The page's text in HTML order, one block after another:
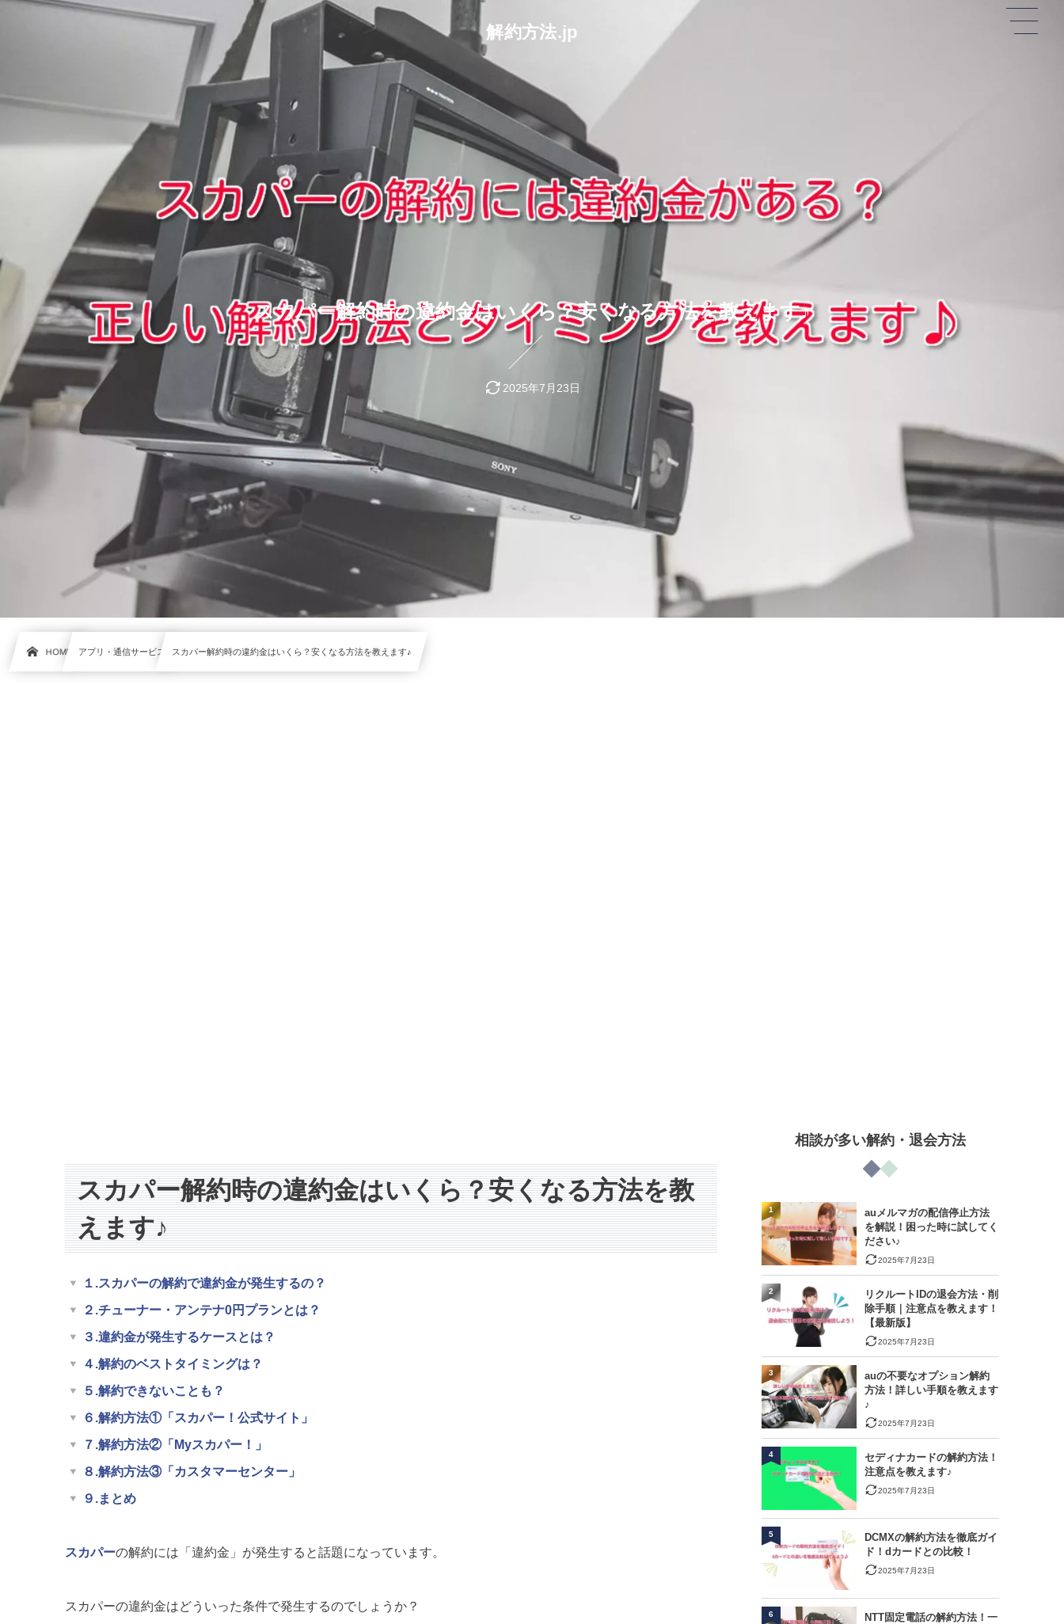
解約方法.jp
スカパー解約時の違約金はいくら？安くなる方法を教えます♪
2025年7月23日
HOME アプリ・通信サービス スカパー解約時の違約金はいくら？安くなる方法を教えます♪
スカパー解約時の違約金はいくら？安くなる方法を教
えます♪
１.スカパーの解約で違約金が発生するの？
２.チューナー・アンテナ0円プランとは？
３.違約金が発生するケースとは？
４.解約のベストタイミングは？
５.解約できないことも？
６.解約方法①「スカパー！公式サイト」
７.解約方法②「Myスカパー！」
８.解約方法③「カスタマーセンター」
９.まとめ
スカパーの解約には「違約金」が発生すると話題になっています。
スカパーの違約金はどういった条件で発生するのでしょうか？
相談が多い解約・退会方法
auメルマガの配信停止方法
を解説！困った時に試してく
ださい♪
2025年7月23日
1
リクルートIDの退会方法・削
除手順｜注意点を教えます！
【最新版】
2025年7月23日
2
auの不要なオプション解約
方法！詳しい手順を教えます
♪
2025年7月23日
3
セディナカードの解約方法！
注意点を教えます♪
2025年7月23日
4
DCMXの解約方法を徹底ガイ
ド！dカードとの比較！
2025年7月23日
5
NTT固定電話の解約方法！一
6